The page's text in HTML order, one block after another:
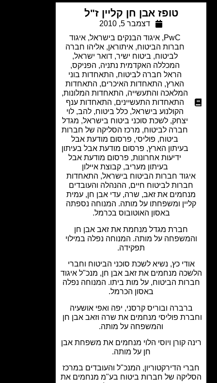
טופז אבן חן קליין ז"ל
דצמבר 5, 2010
איגוד הבנקים בישראל,איגוד
חברות הביטוח ,איתוראן,אליהו חברה
,ביטוח ישיר,דואר ישראל,
המכללה האקדמית נתניה,הפניקס ,
הראל חברה לביטוח ,התאחדות בוני
התאחדות האיכרים,התאחדות
המלאכה והתעשייה,התאחדות המלונות,
התאחדות התעשיינים,התאחדות ענף
הקולנוע בישראל,כלל ביטוח,להב,לוי
לשכת סוכני ביטוח בישראל,מגדל
חברה לביטוח,מרכז הסליקה של חברות
פוליסי, פרסום מודעת אבל
בעיתון הארץ,פרסום מודעת אבל בעיתון
ידיעות אחרונות,פרסום מודעת אבל
בעיתון מעריב, קבוצת איילון
חברות הביטוח בישראל, התאחדות
לביטוח חיים, ההנהלה והעובדים
את זאב, שרה, עדי אבן חן, עמית
ומשפחתו על מותה. המנוחה נספתה
באסון האוטובוס בכרמל.
חברת מגדל מנחמת את זאב אבן חן
על מותה. המנוחה נפלה במילוי
תפקידה.
כץ, נשיא לשכת סוכני הביטוח וחברי
מנחמים את זאב אבן חן, מנכ"ל איגוד
הביטוח, על מות ביתו. המנוחה נפלה
באסון הכרמל.
ובוריס קרסני, יפה ואפי אושעיה
פוליסי מנחמים את שרה וזאב אבן חן
והמשפחה על מותה.
קורן ויוסי הלוי מנחמים את משפחת אבן
חן על מותה.
הדירקטוריון, המנכ"ל והעובדים במרכז
של חברות ביטוח בע"מ מנחמים את